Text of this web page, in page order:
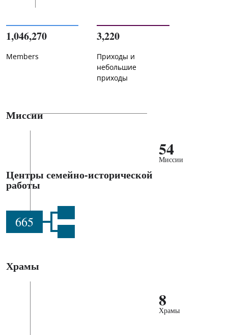
1,046,270
Members
3,220
Приходы и
небольшие
приходы
Миссии
54
Миссии
Центры семейно-исторической
работы
665
Храмы
8
Храмы